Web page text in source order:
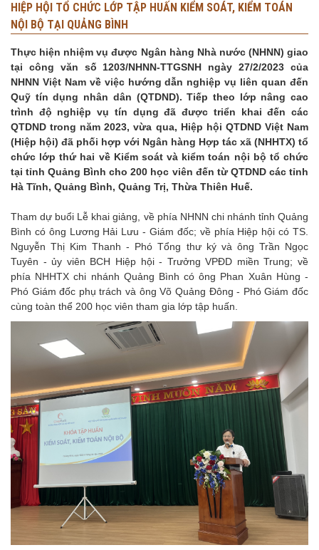
HIỆP HỘI TỔ CHỨC LỚP TẬP HUẤN KIỂM SOÁT, KIỂM TOÁN
NỘI BỘ TẠI QUẢNG BÌNH
Thực hiện nhiệm vụ được Ngân hàng Nhà nước (NHNN) giao
tại công văn số 1203/NHNN-TTGSNH ngày 27/2/2023 của
NHNN Việt Nam về việc hướng dẫn nghiệp vụ liên quan đến
Quỹ tín dụng nhân dân (QTDND). Tiếp theo lớp nâng cao
trình độ nghiệp vụ tín dụng đã được triển khai đến các
QTDND trong năm 2023, vừa qua, Hiệp hội QTDND Việt Nam
(Hiệp hội) đã phối hợp với Ngân hàng Hợp tác xã (NHHTX) tổ
chức lớp thứ hai về Kiểm soát và kiểm toán nội bộ tổ chức
tại tỉnh Quảng Bình cho 200 học viên đến từ QTDND các tỉnh
Hà Tĩnh, Quảng Bình, Quảng Trị, Thừa Thiên Huế.
Tham dự buổi Lễ khai giảng, về phía NHNN chi nhánh tỉnh Quảng
Bình có ông Lương Hải Lưu - Giám đốc; về phía Hiệp hội có TS.
Nguyễn Thị Kim Thanh - Phó Tổng thư ký và ông Trần Ngọc
Tuyên - ủy viên BCH Hiệp hội - Trưởng VPĐD miền Trung; về
phía NHHTX chi nhánh Quảng Bình có ông Phan Xuân Hùng -
Phó Giám đốc phụ trách và ông Võ Quảng Đông - Phó Giám đốc
cùng toàn thể 200 học viên tham gia lớp tập huấn.